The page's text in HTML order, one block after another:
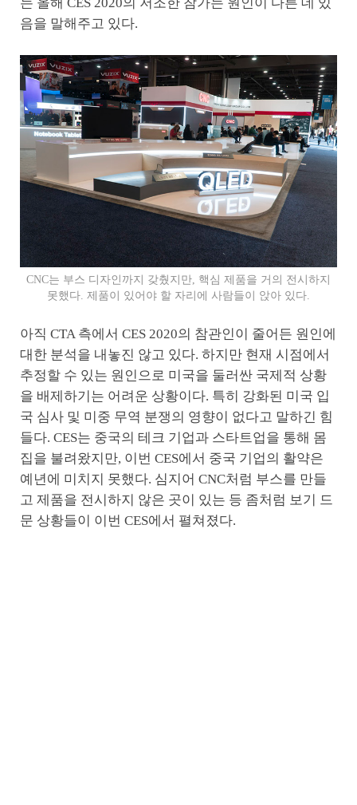
는 올해 CES 2020의 저조한 참가는 원인이 다른 데 있
음을 말해주고 있다.
CNC는 부스 디자인까지 갖췄지만, 핵심 제품을 거의 전시하지
못했다. 제품이 있어야 할 자리에 사람들이 앉아 있다.
아직 CTA 측에서 CES 2020의 참관인이 줄어든 원인에
대한 분석을 내놓진 않고 있다. 하지만 현재 시점에서
추정할 수 있는 원인으로 미국을 둘러싼 국제적 상황
을 배제하기는 어려운 상황이다. 특히 강화된 미국 입
국 심사 및 미중 무역 분쟁의 영향이 없다고 말하긴 힘
들다. CES는 중국의 테크 기업과 스타트업을 통해 몸
집을 불려왔지만, 이번 CES에서 중국 기업의 활약은
예년에 미치지 못했다. 심지어 CNC처럼 부스를 만들
고 제품을 전시하지 않은 곳이 있는 등 좀처럼 보기 드
문 상황들이 이번 CES에서 펼쳐졌다.